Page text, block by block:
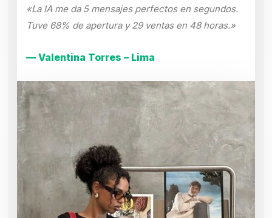
«La IA me da 5 mensajes perfectos en segundos.
Tuve 68% de apertura y 29 ventas en 48 horas.»
— Valentina Torres – Lima